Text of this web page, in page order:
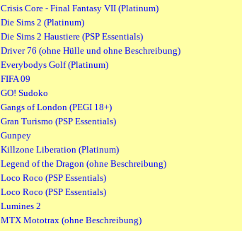
Crisis Core - Final Fantasy VII (Platinum)
Die Sims 2 (Platinum)
Die Sims 2 Haustiere (PSP Essentials)
Driver 76 (ohne Hülle und ohne Beschreibung)
Everybodys Golf (Platinum)
FIFA 09
GO! Sudoko
Gangs of London (PEGI 18+)
Gran Turismo (PSP Essentials)
Gunpey
Killzone Liberation (Platinum)
Legend of the Dragon (ohne Beschreibung)
Loco Roco (PSP Essentials)
Loco Roco (PSP Essentials)
Lumines 2
MTX Mototrax (ohne Beschreibung)